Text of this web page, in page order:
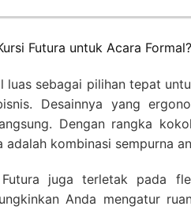
Futura untuk Acara Formal?
luas sebagai pilihan tepat
Desainnya yang
Dengan rangka
adalah kombinasi sempurna
Futura juga terletak pada
Anda mengatur